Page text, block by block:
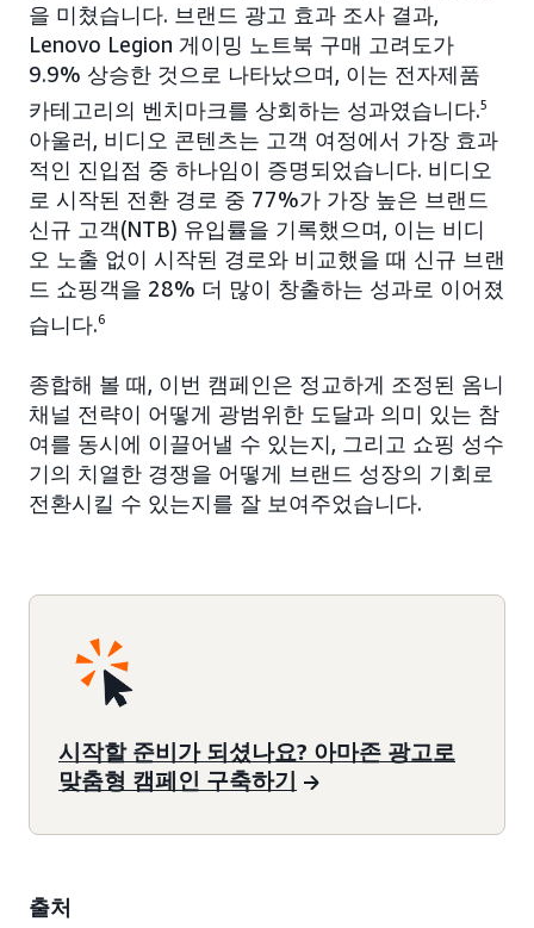
을 미쳤습니다. 브랜드 광고 효과 조사 결과,
Lenovo Legion 게이밍 노트북 구매 고려도가
9.9% 상승한 것으로 나타났으며, 이는 전자제품
카테고리의 벤치마크를 상회하는 성과였습니다.5
아울러, 비디오 콘텐츠는 고객 여정에서 가장 효과
적인 진입점 중 하나임이 증명되었습니다. 비디오
로 시작된 전환 경로 중 77%가 가장 높은 브랜드
신규 고객(NTB) 유입률을 기록했으며, 이는 비디
오 노출 없이 시작된 경로와 비교했을 때 신규 브랜
드 쇼핑객을 28% 더 많이 창출하는 성과로 이어졌
습니다.6
종합해 볼 때, 이번 캠페인은 정교하게 조정된 옴니
채널 전략이 어떻게 광범위한 도달과 의미 있는 참
여를 동시에 이끌어낼 수 있는지, 그리고 쇼핑 성수
기의 치열한 경쟁을 어떻게 브랜드 성장의 기회로
전환시킬 수 있는지를 잘 보여주었습니다.
시작할 준비가 되셨나요? 아마존 광고로
맞춤형 캠페인 구축하기
출처